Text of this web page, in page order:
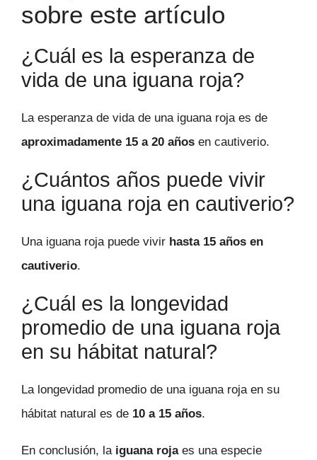
sobre este artículo
¿Cuál es la esperanza de
vida de una iguana roja?
La esperanza de vida de una iguana roja es de
aproximadamente 15 a 20 años en cautiverio.
¿Cuántos años puede vivir
una iguana roja en cautiverio?
Una iguana roja puede vivir hasta 15 años en
cautiverio.
¿Cuál es la longevidad
promedio de una iguana roja
en su hábitat natural?
La longevidad promedio de una iguana roja en su
hábitat natural es de 10 a 15 años.
En conclusión, la iguana rojaes una especie